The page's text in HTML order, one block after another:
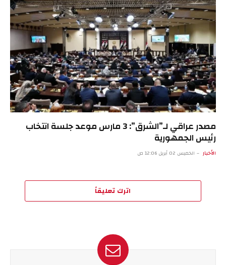
مصدر عراقي لـ”الشرق”: 3 مارس موعد جلسة انتخاب
رئيس الجمهورية
الأخبار الخميس 02 أبريل 12:06 ص
اترك تعليقاً